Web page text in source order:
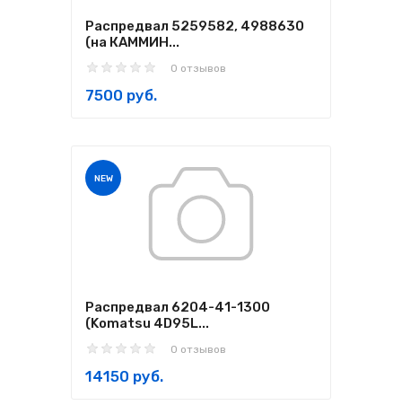
Распредвал 5259582, 4988630
(на КАММИН...
0 отзывов
7500 руб.
NEW
Распредвал 6204-41-1300
(Komatsu 4D95L...
0 отзывов
14150 руб.